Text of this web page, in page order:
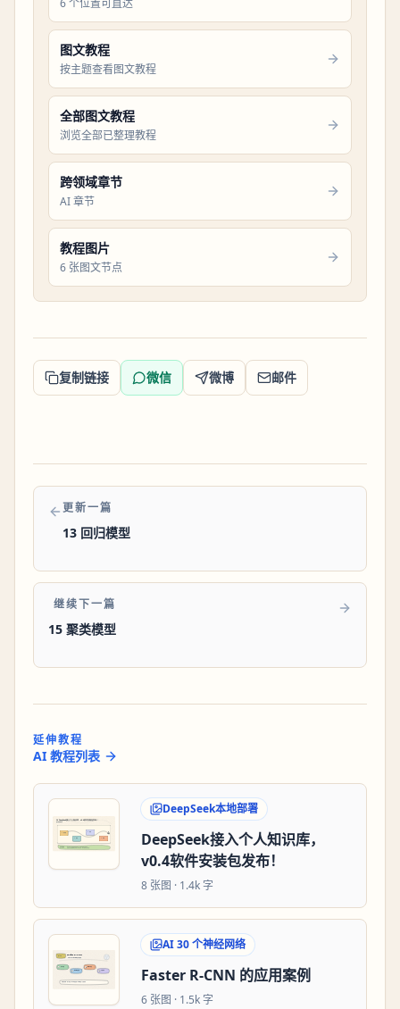
6 个位置可直达
图文教程
按主题查看图文教程
全部图文教程
浏览全部已整理教程
跨领域章节
AI 章节
教程图片
6 张图文节点
复制链接 微信 微博 邮件
更新一篇
13 回归模型
继续下一篇
15 聚类模型
延伸教程
AI 教程列表
DeepSeek本地部署
DeepSeek接入个人知识库，
v0.4软件安装包发布！
8 张图 · 1.4k 字
AI 30 个神经网络
Faster R-CNN 的应用案例
6 张图 · 1.5k 字